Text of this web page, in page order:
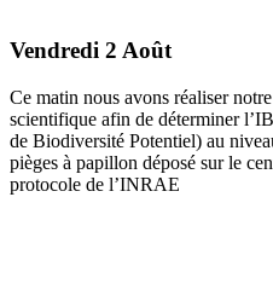
Vendredi 2 Août
Ce matin nous avons réaliser
scientifique afin de déterminer
de Biodiversité Potentiel) au
pièges à papillon déposé sur le
protocole de l’INRAE